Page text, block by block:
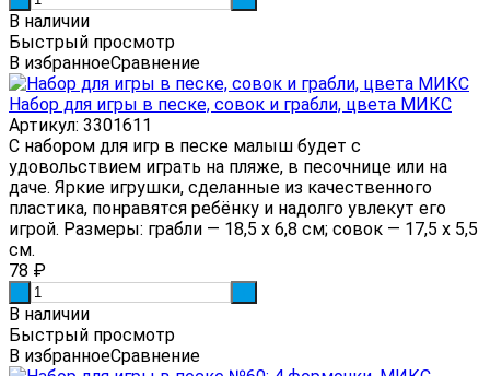
В наличии
Быстрый просмотр
В избранноеСравнение
Набор для игры в песке, совок и грабли, цвета МИКС
Артикул: 3301611
С набором для игр в песке малыш будет с
удовольствием играть на пляже, в песочнице или на
даче. Яркие игрушки, сделанные из качественного
пластика, понравятся ребёнку и надолго увлекут его
игрой. Размеры: грабли — 18,5 х 6,8 см; совок — 17,5 х 5,5
см.
78 ₽
В наличии
Быстрый просмотр
В избранноеСравнение